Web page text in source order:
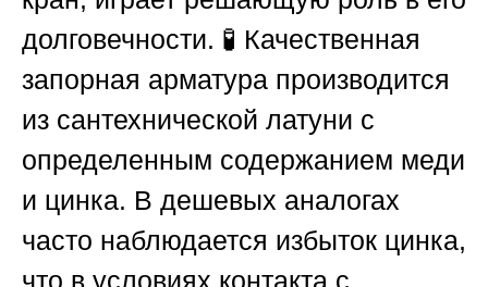
долговечности. 🧪 Качественная
запорная арматура производится
из сантехнической латуни с
определенным содержанием меди
и цинка. В дешевых аналогах
часто наблюдается избыток цинка,
что в условиях контакта с